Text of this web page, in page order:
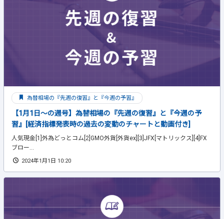
為替相場の『先週の復習』と『今週の予習』
【1月1日～の週号】為替相場の『先週の復習』と『今週の予
習』[経済指標発表時の過去の変動のチャートと動画付き]
人気現金[1]外為どっとコム[2]GMO外貨[外貨ex][3]JFX[マトリックス][4]FX
ブロー...
2024年1月1日 10:20